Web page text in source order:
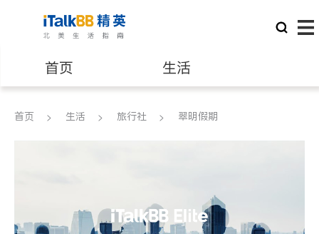
首页 生活
医生 律师
首页 生活 旅行社 翠明假期